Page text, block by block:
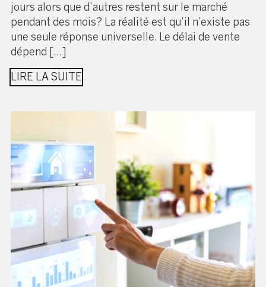
jours alors que d’autres restent sur le marché
pendant des mois? La réalité est qu’il n’existe pas
une seule réponse universelle. Le délai de vente
dépend […]
LIRE LA SUITE